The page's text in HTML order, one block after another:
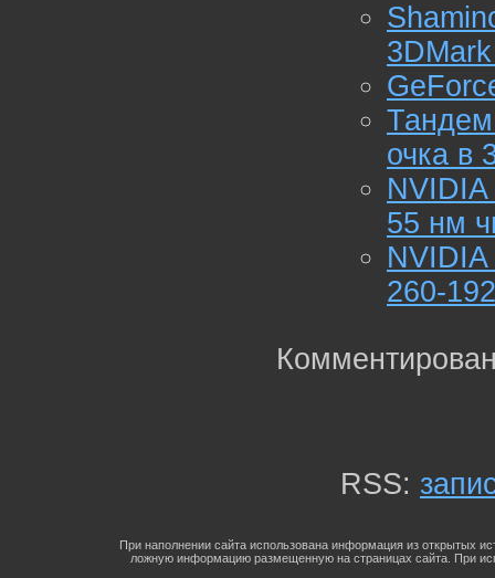
очка в
55 нм
260-192
RSS:
При наполнении сайта использована информация из открытых
ложную информацию размещенную на страницах сайта. При